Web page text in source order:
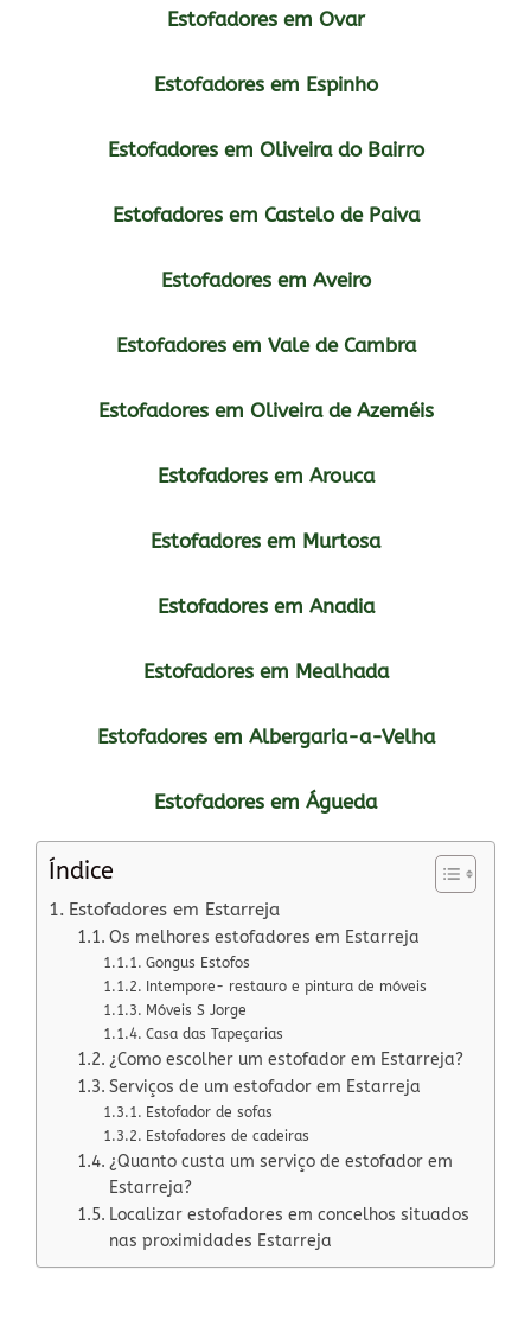
Estofadores em Ovar
Estofadores em Espinho
Estofadores em Oliveira do Bairro
Estofadores em Castelo de Paiva
Estofadores em Aveiro
Estofadores em Vale de Cambra
Estofadores em Oliveira de Azeméis
Estofadores em Arouca
Estofadores em Murtosa
Estofadores em Anadia
Estofadores em Mealhada
Estofadores em Albergaria-a-Velha
Estofadores em Águeda
Índice
Estofadores em Estarreja
Os melhores estofadores em Estarreja
Gongus Estofos
Intempore- restauro e pintura de móveis
Móveis S Jorge
Casa das Tapeçarias
¿Como escolher um estofador em Estarreja?
Serviços de um estofador em Estarreja
Estofador de sofas
Estofadores de cadeiras
¿Quanto custa um serviço de estofador em
Estarreja?
Localizar estofadores em concelhos situados
nas proximidades Estarreja